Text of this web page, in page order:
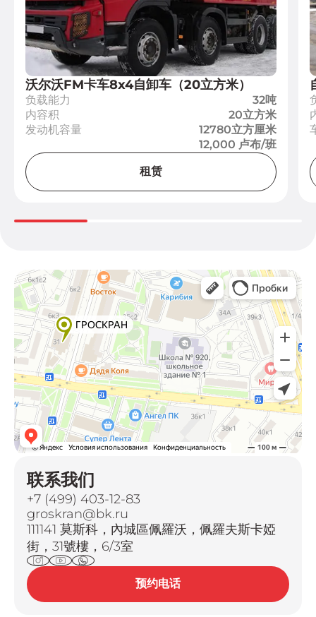
沃尔沃FM卡车8x4自卸车（20立方米）
负载能力
32吨
内容积
20立方米
发动机容量
12780立方厘米
12,000 卢布/班
租赁
联系我们
+7 (499) 403-12-83
groskran@bk.ru
111141 莫斯科，內城區佩羅沃，佩羅夫斯卡婭
街，31號樓，6/3室
预约电话